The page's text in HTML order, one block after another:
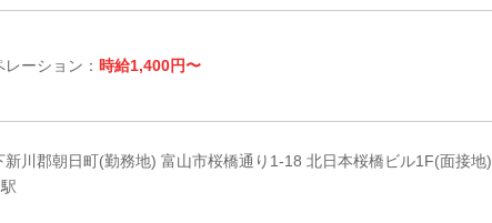
ーション： 時給1,400円〜
新川郡朝日町(勤務地) 富山市桜橋通り1-18 北日本桜橋ビル1F(面接地)